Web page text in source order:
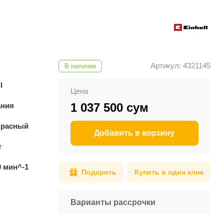
мин^-1
В наличии Артикул: 4321145
Цена
1 037 500 сум
Добавить в корзину
Подарить Купить в один клик
Варианты рассрочки